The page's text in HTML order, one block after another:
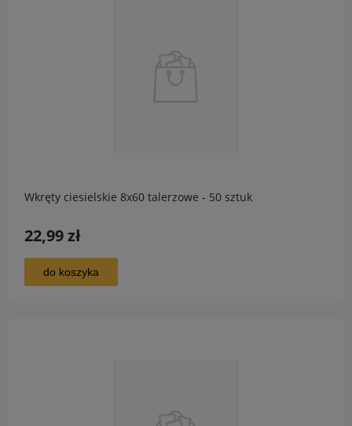
Wkręty ciesielskie 8x60 talerzowe - 50 sztuk
22,99 zł
do koszyka